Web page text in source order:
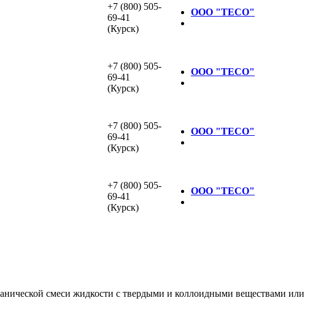
+7 (800) 505-
69-41
(Курск)
ООО "ТЕСО"
+7 (800) 505-
69-41
(Курск)
ООО "ТЕСО"
+7 (800) 505-
69-41
(Курск)
ООО "ТЕСО"
+7 (800) 505-
69-41
(Курск)
ООО "ТЕСО"
смеси жидкости с твердыми и коллоидными веществами или